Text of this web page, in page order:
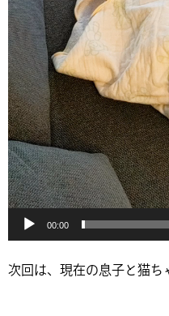
00:00
次回は、現在の息子と猫ち